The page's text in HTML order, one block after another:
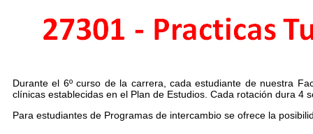
Durante el 6º curso de la carrera, cada estudiante de nuestra
clínicas establecidas en el Plan de Estudios. Cada rotación dura 4
Para estudiantes de Programas de intercambio se ofrece la